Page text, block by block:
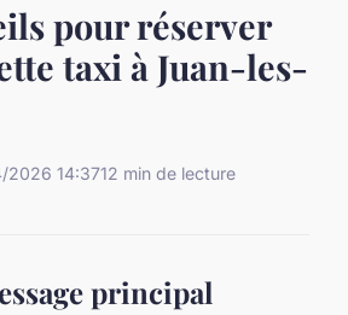
pour réserver
taxi à Juan-les-
2026 14:3712 min de lecture
principal